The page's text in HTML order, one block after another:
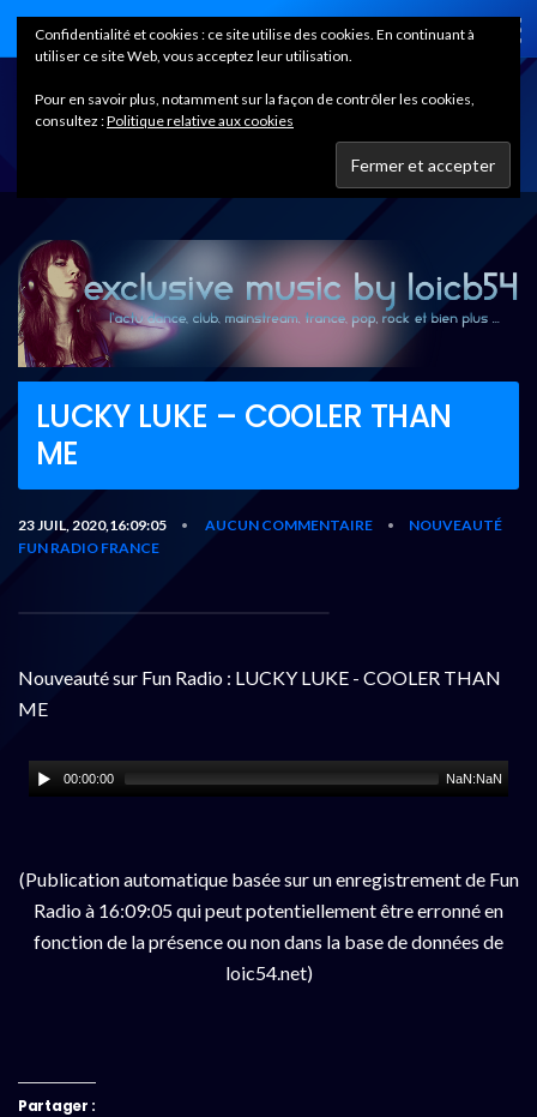
Home
LUCKY LUKE – COOLER THAN
ME
23 JUIL, 2020,16:09:05 • AUCUN COMMENTAIRE •
NOUVEAUTÉ
FUN RADIO FRANCE
Nouveauté sur Fun Radio : LUCKY LUKE - COOLER THAN
ME
00:00:00 NaN:NaN
(Publication automatique basée sur un enregistrement de Fun
Radio à 16:09:05 qui peut potentiellement être erronné en
fonction de la présence ou non dans la base de données de
loic54.net)
Partager :
Confidentialité et cookies : ce site utilise des cookies. En continuant à
utiliser ce site Web, vous acceptez leur utilisation.
Pour en savoir plus, notamment sur la façon de contrôler les cookies,
consultez :Politique relative aux cookies